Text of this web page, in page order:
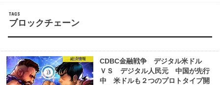
ブロックチェーン
経済情報
CDBC金融戦争 デジタル米ドル
ＶＳ デジタル人民元 中国が先行
中 米ドルも２つのプロトタイプ開